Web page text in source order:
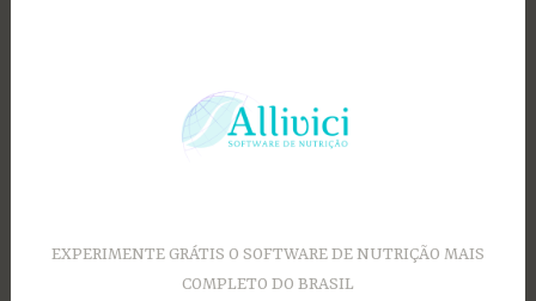
EXPERIMENTE GRÁTIS O SOFTWARE DE NUTRIÇÃO MAIS
COMPLETO DO BRASIL